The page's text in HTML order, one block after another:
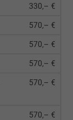
330,– €
570,– €
570,– €
570,– €
570,– €
570,– €